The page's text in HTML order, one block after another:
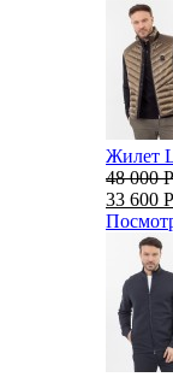
Жилет
48 000 Р
33 600 Р